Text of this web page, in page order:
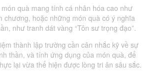
món quà mang tính cá nhân hóa cao như
chương, hoặc những món quà có ý nghĩa
như tranh dát vàng “Tôn sư trọng đạo”.
thành lập trường cần cân nhắc kỹ về sự
thần, và tính ứng dụng của món quà, để
lại vừa thể hiện được lòng tri ân sâu sắc.